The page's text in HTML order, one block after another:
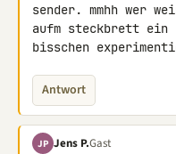
sender. mmhh wer
aufm steckbrett ein
bisschen
Antwort
JP Jens P.Gast